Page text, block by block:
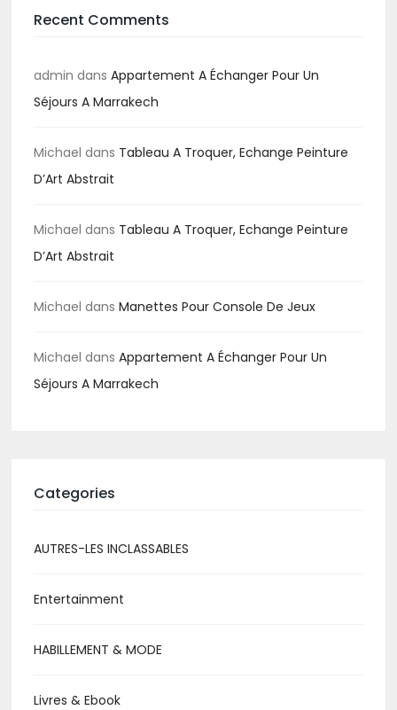
Recent Comments
admin dans Appartement A Échanger Pour Un
Séjours A Marrakech
Michael dans Tableau A Troquer, Echange Peinture
D’Art Abstrait
Michael dans Tableau A Troquer, Echange Peinture
D’Art Abstrait
Michael dans Manettes Pour Console De Jeux
Michael dans Appartement A Échanger Pour Un
Séjours A Marrakech
Categories
AUTRES-LES INCLASSABLES
Entertainment
HABILLEMENT & MODE
Livres & Ebook